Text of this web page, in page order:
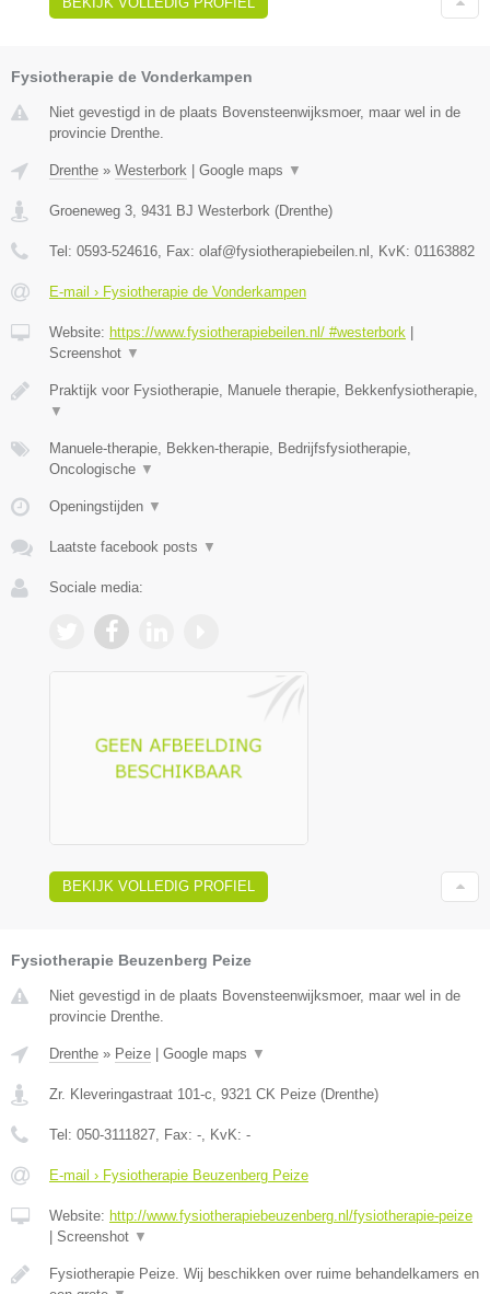
Fysiotherapie de Vonderkampen
Niet gevestigd in de plaats Bovensteenwijksmoer, maar wel in de
provincie Drenthe.
Drenthe » Westerbork Google maps ▼
Groeneweg 3, 9431 BJ Westerbork (Drenthe)
Tel: 0593-524616, Fax: olaf@fysiotherapiebeilen.nl , KvK: 01163882
E-mail › Fysiotherapie de Vonderkampen
Website: https://www.fysiotherapiebeilen.nl/ #westerbork
Screenshot ▼
Praktijk voor Fysiotherapie, Manuele therapie, Bekkenfysiotherapie,
▼
Manuele-therapie, Bekken-therapie, Bedrijfsfysiotherapie,
Oncologische ▼
Openingstijden ▼
Laatste facebook posts ▼
Sociale media:
BEKIJK VOLLEDIG PROFIEL
Fysiotherapie Beuzenberg Peize
Niet gevestigd in de plaats Bovensteenwijksmoer, maar wel in de
provincie Drenthe.
Drenthe » Peize Google maps ▼
Zr. Kleveringastraat 101-c 9321 CK Peize (Drenthe)
Tel: 050-3111827 , Fax: - , KvK: -
E-mail › Fysiotherapie Beuzenberg Peize
Website: http://www.fysiotherapiebeuzenberg.nl/fysiotherapie-peize
Screenshot ▼
Fysiotherapie Peize. Wij beschikken over ruime behandelkamers en